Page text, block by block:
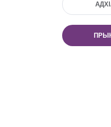
праспект
г. Мiнск, Рэспубліка
Тэл.: (+375 17) 368 37